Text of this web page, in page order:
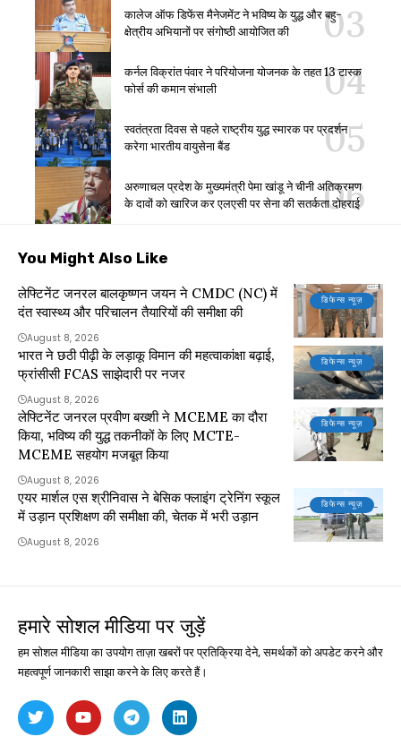
कालेज ऑफ डिफेंस मैनेजमेंट ने भविष्य के युद्ध और बहु-
क्षेत्रीय अभियानों पर संगोष्ठी आयोजित की
कर्नल विक्रांत पंवार ने परियोजना योजनक के तहत 13 टास्क
फोर्स की कमान संभाली
स्वतंत्रता दिवस से पहले राष्ट्रीय युद्ध स्मारक पर प्रदर्शन
करेगा भारतीय वायुसेना बैंड
अरुणाचल प्रदेश के मुख्यमंत्री पेमा खांडू ने चीनी अतिक्रमण
के दावों को खारिज कर एलएसी पर सेना की सतर्कता दोहराई
You Might Also Like
डिफेन्स न्यूज़
लेफ्टिनेंट जनरल बालकृष्णन जयन ने CMDC (NC) में
दंत स्वास्थ्य और परिचालन तैयारियों की समीक्षा की
August 8, 2026
डिफेन्स न्यूज़
भारत ने छठी पीढ़ी के लड़ाकू विमान की महत्वाकांक्षा बढ़ाई,
फ्रांसीसी FCAS साझेदारी पर नजर
August 8, 2026
डिफेन्स न्यूज़
लेफ्टिनेंट जनरल प्रवीण बख्शी ने MCEME का दौरा
किया, भविष्य की युद्ध तकनीकों के लिए MCTE-
MCEME सहयोग मजबूत किया
August 8, 2026
डिफेन्स न्यूज़
एयर मार्शल एस श्रीनिवास ने बेसिक फ्लाइंग ट्रेनिंग स्कूल
में उड़ान प्रशिक्षण की समीक्षा की, चेतक में भरी उड़ान
August 8, 2026
हमारे सोशल मीडिया पर जुड़ें
हम सोशल मीडिया का उपयोग ताज़ा खबरों पर प्रतिक्रिया देने, समर्थकों को अपडेट करने और
महत्वपूर्ण जानकारी साझा करने के लिए करते हैं।